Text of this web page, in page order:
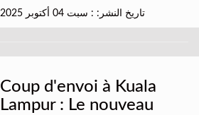
تاريخ النشر: : سبت 04 أكتوبر 2025
Coup d'envoi à Kuala
Lampur : Le nouveau